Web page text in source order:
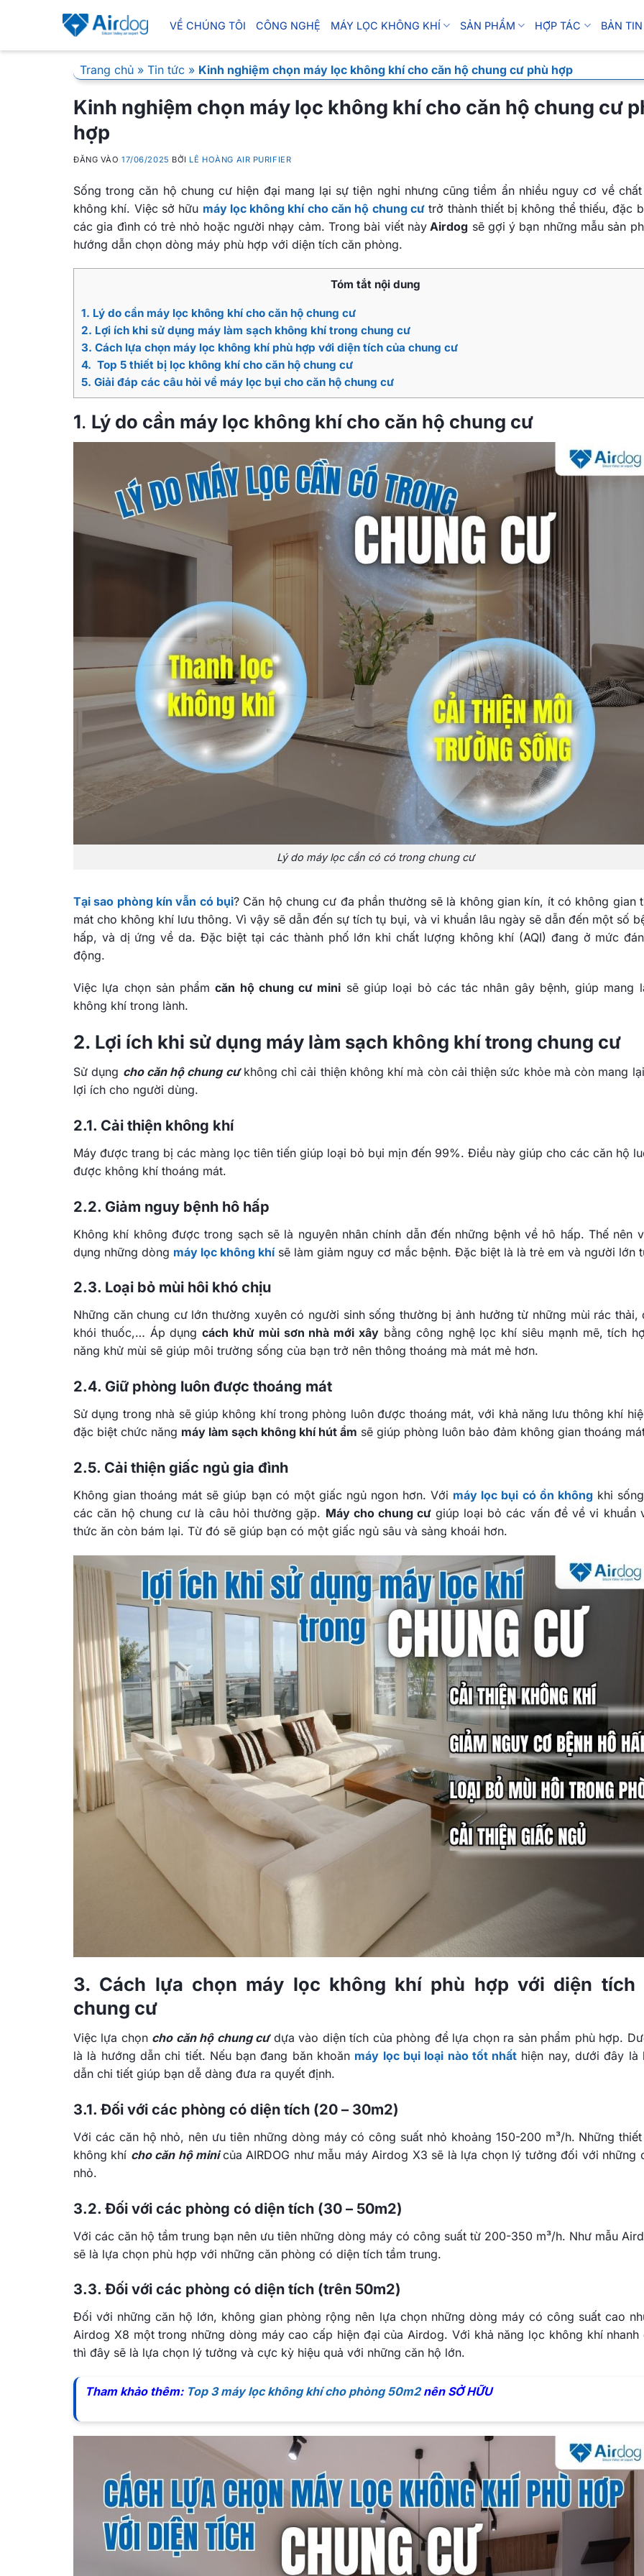
VỀ CHÚNG TÔI CÔNG NGHỆ MÁY LỌC KHÔNG KHÍ SẢN PHẨM HỢP TÁC BẢN TIN
Trang chủ » Tin tức » Kinh nghiệm chọn máy lọc không khí cho căn hộ chung cư phù hợp
Kinh nghiệm chọn máy lọc không khí cho căn hộ chung cư
hợp
ĐĂNG VÀO17/06/2025 BỞI LÊ HOÀNG AIR PURIFIER
Sống trong căn hộ chung cư hiện đại mang lại sự tiện nghi nhưng cũng tiềm ẩn nhiều nguy cơ về
không khí. Việc sở hữu máy lọc không khí cho căn hộ chung cưtrở thành thiết bị không thể thiếu, đặc
các gia đình có trẻ nhỏ hoặc người nhạy cảm. Trong bài viết nàyAirdog sẽ gợi ý bạn những mẫu sản
hướng dẫn chọn dòng máy phù hợp với diện tích căn phòng.
Tóm tắt nội dung
1. Lý do cần máy lọc không khí cho căn hộ chung cư
2. Lợi ích khi sử dụng máy làm sạch không khí trong chung cư
3. Cách lựa chọn máy lọc không khí phù hợp với diện tích của chung cư
4. Top 5 thiết bị lọc không khí cho căn hộ chung cư
5. Giải đáp các câu hỏi về máy lọc bụi cho căn hộ chung cư
1. Lý do cần máy lọc không khí cho căn hộ chung cư
Lý do máy lọc cần có có trong chung cư
Tại sao phòng kín vẫn có bụi? Căn hộ chung cư đa phần thường sẽ là không gian kín, ít có không gian
mát cho không khí lưu thông. Vì vậy sẽ dẫn đến sự tích tụ bụi, và vi khuẩn lâu ngày sẽ dẫn đến một số
hấp, và dị ứng về da. Đặc biệt tại các thành phố lớn khi chất lượng không khí (AQI) đang ở mức
động.
Việc lựa chọn sản phẩmcăn hộ chung cư mini sẽ giúp loại bỏ các tác nhân gây bệnh, giúp mang
không khí trong lành.
2. Lợi ích khi sử dụng máy làm sạch không khí trong chung cư
Sử dụng cho căn hộ chung cưkhông chỉ cải thiện không khí mà còn cải thiện sức khỏe mà còn mang
lợi ích cho người dùng.
2.1. Cải thiện không khí
Máy được trang bị các màng lọc tiên tiến giúp loại bỏ bụi mịn đến 99%. Điều này giúp cho các căn hộ
được không khí thoáng mát.
2.2. Giảm nguy bệnh hô hấp
Không khí không được trong sạch sẽ là nguyên nhân chính dẫn đến những bệnh về hô hấp. Thế nên
dụng những dòng máy lọc không khí sẽ làm giảm nguy cơ mắc bệnh. Đặc biệt là là trẻ em và người lớn
2.3. Loại bỏ mùi hôi khó chịu
Những căn chung cư lớn thường xuyên có người sinh sống thường bị ảnh hưởng từ những mùi rác thải,
khói thuốc,… Áp dụngcách khử mùi sơn nhà mới xây bằng công nghệ lọc khí siêu mạnh mẽ, tích
năng khử mùi sẽ giúp môi trường sống của bạn trở nên thông thoáng mà mát mẻ hơn.
2.4. Giữ phòng luôn được thoáng mát
Sử dụng trong nhà sẽ giúp không khí trong phòng luôn được thoáng mát, với khả năng lưu thông khí
đặc biệt chức năng máy làm sạch không khí hút ẩm sẽ giúp phòng luôn bảo đảm không gian thoáng
2.5. Cải thiện giấc ngủ gia đình
Không gian thoáng mát sẽ giúp bạn có một giấc ngủ ngon hơn. Với máy lọc bụi có ồn khôngkhi
các căn hộ chung cư là câu hỏi thường gặp. Máy cho chung cư giúp loại bỏ các vấn đề về vi khuẩn
thức ăn còn bám lại. Từ đó sẽ giúp bạn có một giấc ngủ sâu và sảng khoái hơn.
3. Cách lựa chọn máy lọc không khí phù hợp với diện tích
chung cư
Việc lựa chọn cho căn hộ chung cư dựa vào diện tích của phòng để lựa chọn ra sản phẩm phù hợp.
là là hướng dẫn chi tiết. Nếu bạn đang băn khoăn máy lọc bụi loại nào tốt nhất hiện nay, dưới đây là
dẫn chi tiết giúp bạn dễ dàng đưa ra quyết định.
3.1. Đối với các phòng có diện tích (20 – 30m2)
Với các căn hộ nhỏ, nên ưu tiên những dòng máy có công suất nhỏ khoảng 150-200 m³/h. Những
không khí cho căn hộ minicủa AIRDOG như mẫu máy Airdog X3 sẽ là lựa chọn lý tưởng đối với những
nhỏ.
3.2. Đối với các phòng có diện tích (30 – 50m2)
Với các căn hộ tầm trung bạn nên ưu tiên những dòng máy có công suất từ 200-350 m³/h. Như mẫu
sẽ là lựa chọn phù hợp với những căn phòng có diện tích tầm trung.
3.3. Đối với các phòng có diện tích (trên 50m2)
Đối với những căn hộ lớn, không gian phòng rộng nên lựa chọn những dòng máy có công suất cao
Airdog X8 một trong những dòng máy cao cấp hiện đại của Airdog. Với khả năng lọc không khí nhanh
thì đây sẽ là lựa chọn lý tưởng và cực kỳ hiệu quả với những căn hộ lớn.
Tham khảo thêm: Top 3 máy lọc không khí cho phòng 50m2nên SỞ HỮU